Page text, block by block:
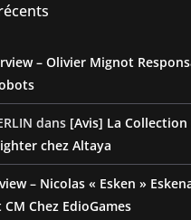
– Olivier Mignot
dans [Avis] La Collection
chez Altaya
– Nicolas « Esken »
Chez EdioGames